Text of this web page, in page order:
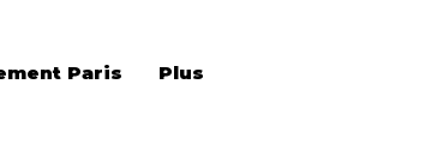
Paris Plus